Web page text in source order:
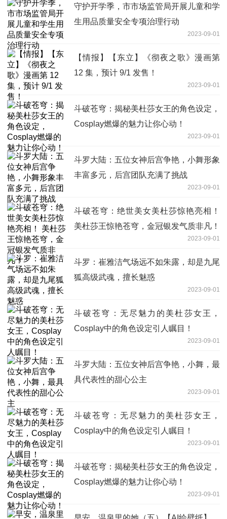
守护开学季，市市场监管局开展儿童和学
生用品质量安全专项治理行动
2023-09-01
【情报】【东立】《彻夜之歌》漫画第
12 集，预计 9/1 发售！
2023-09-01
斗破苍穹：揭秘美杜莎女王的角色设定，
Cosplay燃爆的魅力让你心动！
2023-09-01
斗罗大陆：五位女神后宫争艳，小舞形象
丰富多元，后宫团队充满了挑战
2023-09-01
斗破苍穹：绝世美女美杜莎惊艳亮相！
美杜莎王惊艳苍穹，金冠银发气质非凡！
2023-09-01
斗罗：崔雅洁气场远不如朱露，却是九尾
狐高级武魂，擅长魅惑
2023-09-01
斗破苍穹：无尽魅力的美杜莎女王，
Cosplay中的角色设定引人瞩目！
2023-09-01
斗罗大陆：五位女神后宫争艳，小舞，最
具代表性的甜心公主
2023-09-01
斗破苍穹：无尽魅力的美杜莎女王，
Cosplay中的角色设定引人瞩目！
2023-09-01
斗破苍穹：揭秘美杜莎女王的角色设定，
Cosplay燃爆的魅力让你心动！
2023-09-01